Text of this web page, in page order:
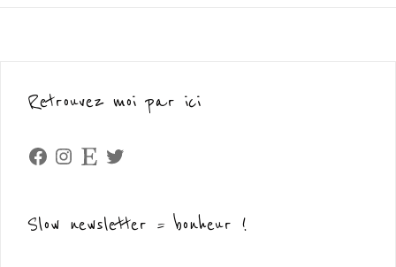
Retrouvez moi par ici
Facebook
Instagram
Etsy Twitter
Slow newsletter = bonheur !